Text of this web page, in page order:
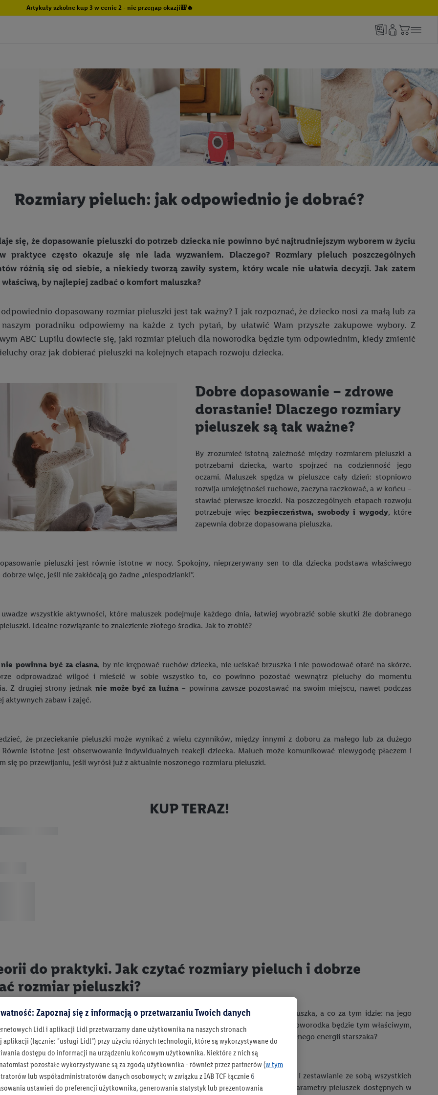
Artykuły szkolne kup 3 w cenie 2 - nie przegap okazji🎒🔥
Rozmiary pieluch: jak odpowiednio je dobrać?
się, że dopasowanie pieluszki do potrzeb dziecka nie powinno być najtrudniejszym wyborem w życiu
praktyce często okazuje się nie lada wyzwaniem. Dlaczego? Rozmiary pieluch poszczególnych
różnią się od siebie, a niekiedy tworzą zawiły system, który wcale nie ułatwia decyzji. Jak zatem
by najlepiej zadbać o komfort maluszka?
dopasowany rozmiar pieluszki jest tak ważny? I jak rozpoznać, że dziecko nosi za małą lub za
poradniku odpowiemy na każde z tych pytań, by ułatwić Wam przyszłe zakupowe wybory. Z
ABC Lupilu dowiecie się, jaki rozmiar pieluch dla noworodka będzie tym odpowiednim, kiedy zmienić
oraz jak dobierać pieluszki na kolejnych etapach rozwoju dziecka.
Dobre dopasowanie – zdrowe
dorastanie! Dlaczego rozmiary
pieluszek są tak ważne?
By zrozumieć istotną zależność między rozmiarem pieluszki a
potrzebami dziecka, warto spojrzeć na codzienność jego
oczami. Maluszek spędza w pieluszce cały dzień: stopniowo
rozwija umiejętności ruchowe, zaczyna raczkować, a w końcu –
stawiać pierwsze kroczki. Na poszczególnych etapach rozwoju
potrzebuje więc bezpieczeństwa, swobody i wygody, które
zapewnia dobrze dopasowana pieluszka.
pieluszki jest równie istotne w nocy. Spokojny, nieprzerywany sen to dla dziecka podstawa właściwego
więc, jeśli nie zakłócają go żadne „niespodzianki”.
wszystkie aktywności, które maluszek podejmuje każdego dnia, łatwiej wyobrazić sobie skutki źle dobranego
Idealne rozwiązanie to znalezienie złotego środka. Jak to zrobić?
nie powinna być za ciasna, by nie krępować ruchów dziecka, nie uciskać brzuszka i nie powodować otarć na skórze.
odprowadzać wilgoć i mieścić w sobie wszystko to, co powinno pozostać wewnątrz pieluchy do momentu
Z drugiej strony jednak nie może być za luźna – powinna zawsze pozostawać na swoim miejscu, nawet podczas
aktywnych zabaw i zajęć.
że przeciekanie pieluszki może wynikać z wielu czynników, między innymi z doboru za małego lub za dużego
istotne jest obserwowanie indywidualnych reakcji dziecka. Maluch może komunikować niewygodę płaczem i
się po przewijaniu, jeśli wyrósł już z aktualnie noszonego rozmiaru pieluszki.
KUP TERAZ!
do praktyki. Jak czytać rozmiary pieluch i dobrze
rozmiar pieluszki?
że dobór właściwego rozmiaru pieluszki znacząco wpływa na komfort Twojego maluszka, a co za tym idzie: na jego
rozwój. Czas na praktyczne wskazówki! Zastanawiasz się, jaki rozmiar pieluch dla noworodka będzie tym właściwym,
niemowlęcia i na jakie się zdecydować, gdy zaopatrujesz w pieluszki aktywnego, pełnego energii starszaka?
pieluszek dla dziecka nie tracić czasu na żmudne porównywanie rozmiarów i zestawianie ze sobą wszystkich
warto się dowiedzieć,jak czytać rozmiarówkii sprawnie dopasowywać parametry pieluszek dostępnych w
Zapoznaj się z informacją o przetwarzaniu Twoich danych
Lidl i aplikacji Lidl przetwarzamy dane użytkownika na naszych stronach
aplikacji (łącznie: "usługi Lidl") przy użyciu różnych technologii, które są wykorzystywane do
dostępu do informacji na urządzeniu końcowym użytkownika. Niektóre z nich są
pozostałe wykorzystywane są za zgodą użytkownika - również przez partnerów (w tym
lub współadministratorów danych osobowych; w związku z IAB TCF łącznie 6
ustawień do preferencji użytkownika, generowania statystyk lub prezentowania